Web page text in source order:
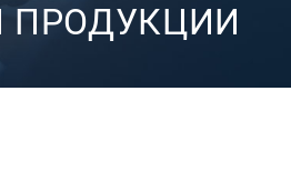
ПРОДУКЦИИ